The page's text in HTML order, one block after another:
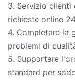
3. Servizio clienti
richieste online
4. Completare la
problemi di
5. Supportare
standard per